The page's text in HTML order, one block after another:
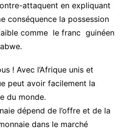
attaquent en expliquant
conséquence la possession
comme le franc guinéen
! Avec l’Afrique unis et
peut avoir facilement la
du monde.
dépend de l’offre et de la
dans le marché